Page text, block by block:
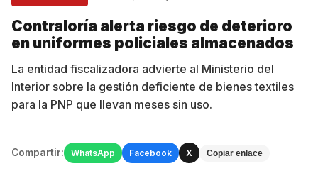
Contraloría alerta riesgo de deterioro
en uniformes policiales almacenados
La entidad fiscalizadora advierte al Ministerio del
Interior sobre la gestión deficiente de bienes textiles
para la PNP que llevan meses sin uso.
Compartir: WhatsApp Facebook X Copiar enlace